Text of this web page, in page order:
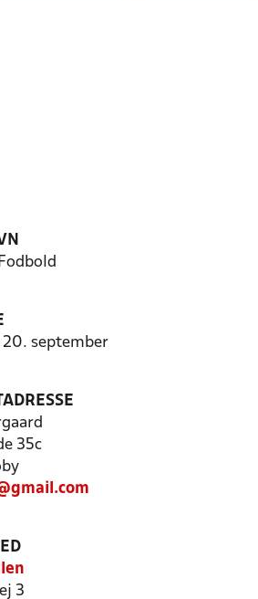
20. september
35c
3